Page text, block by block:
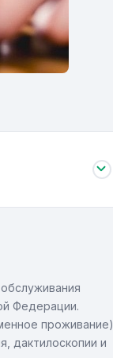
Федерации.
проживание),
дактилоскопии и